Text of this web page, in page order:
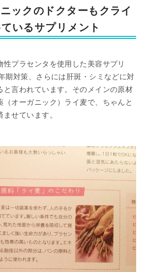
ックのドクターもクライ
いるサプリメント
性プラセンタを使用した美容サプリ
期対策、さらには肝斑・シミなどに対
と言われています。そのメインの原材
（オーガニック）ライ麦で、ちゃんと
せています。